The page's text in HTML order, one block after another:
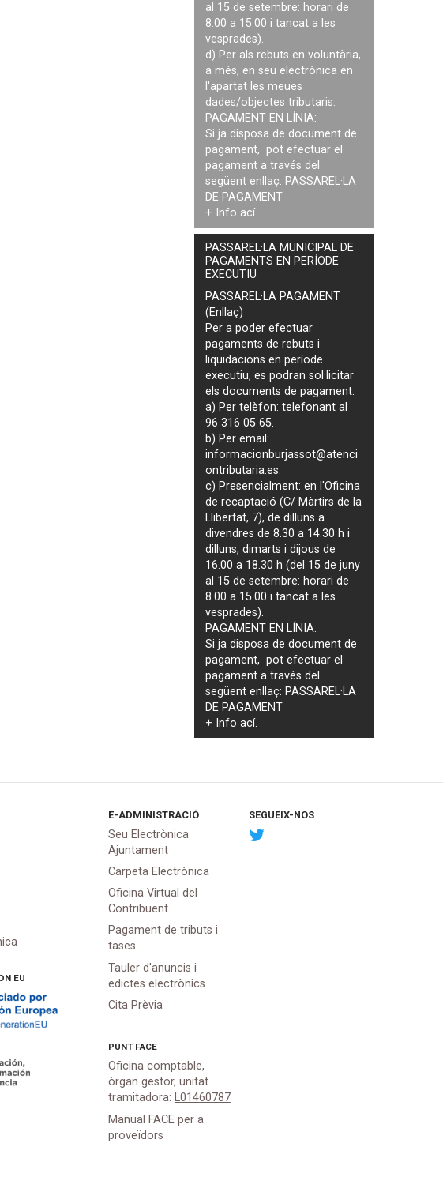
al 15 de setembre: horari de
8.00 a 15.00 i tancat a les
vesprades).
d) Per als rebuts en voluntària,
a més, en seu electrònica en
l'apartat les meues
dades/objectes tributaris.
PAGAMENT EN LÍNIA:
Si ja disposa de document de
pagament, pot efectuar el
pagament a través del
següent enllaç: PASSAREL·LA
DE PAGAMENT
+ Info ací.
PASSAREL·LA MUNICIPAL DE
PAGAMENTS EN PERÍODE
EXECUTIU
PASSAREL·LA PAGAMENT
(Enllaç)
Per a poder efectuar
pagaments derebuts i
liquidacions en període
executiu, es podransol·licitar
els documents de pagament:
a) Per telèfon: telefonant al
96 316 05 65.
b) Per email:
informacionburjassot@atenci
ontributaria.es.
c) Presencialment: en l'Oficina
de recaptació (C/ Màrtirs de la
Llibertat, 7), de dilluns a
divendres de 8.30 a 14.30 h i
dilluns, dimarts i dijous de
16.00 a 18.30 h (del 15 de juny
al 15 de setembre: horari de
8.00 a 15.00 i tancat a les
vesprades).
PAGAMENT EN LÍNIA:
Si ja disposa de document de
pagament, pot efectuar el
pagament a través del
següent enllaç: PASSAREL·LA
DE PAGAMENT
+ Infoací.
EU
E-ADMINISTRACIÓ
Seu Electrònica
Ajuntament
Carpeta Electrònica
Oficina Virtual del
Contribuent
Pagament de tributs i
tases
Tauler d'anuncis i
edictes electrònics
Cita Prèvia
PUNT FACE
Oficina comptable,
òrgan gestor, unitat
tramitadora: L01460787
Manual FACE per a
proveïdors
SEGUEIX-NOS